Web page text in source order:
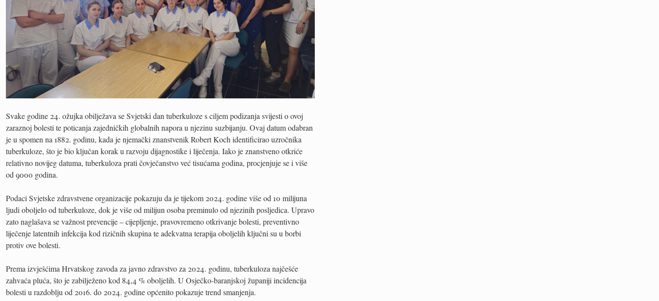
Svake godine 24. ožujka obilježava se Svjetski dan tuberkuloze s ciljem podizanja svijesti o ovoj
zaraznoj bolesti te poticanja zajedničkih globalnih napora u njezinu suzbijanju. Ovaj datum odabran
je u spomen na 1882. godinu, kada je njemački znanstvenik Robert Koch identificirao uzročnika
tuberkuloze, što je bio ključan korak u razvoju dijagnostike i liječenja. Iako je znanstveno otkriće
relativno novijeg datuma, tuberkuloza prati čovječanstvo već tisućama godina, procjenjuje se i više
od 9000 godina.
Podaci Svjetske zdravstvene organizacije pokazuju da je tijekom 2024. godine više od 10 milijuna
ljudi oboljelo od tuberkuloze, dok je više od milijun osoba preminulo od njezinih posljedica. Upravo
zato naglašava se važnost prevencije – cijepljenje, pravovremeno otkrivanje bolesti, preventivno
liječenje latentnih infekcija kod rizičnih skupina te adekvatna terapija oboljelih ključni su u borbi
protiv ove bolesti.
Prema izvješćima Hrvatskog zavoda za javno zdravstvo za 2024. godinu, tuberkuloza najčešće
zahvaća pluća, što je zabilježeno kod 84,4 % oboljelih. U Osječko-baranjskoj županiji incidencija
bolesti u razdoblju od 2016. do 2024. godine općenito pokazuje trend smanjenja.